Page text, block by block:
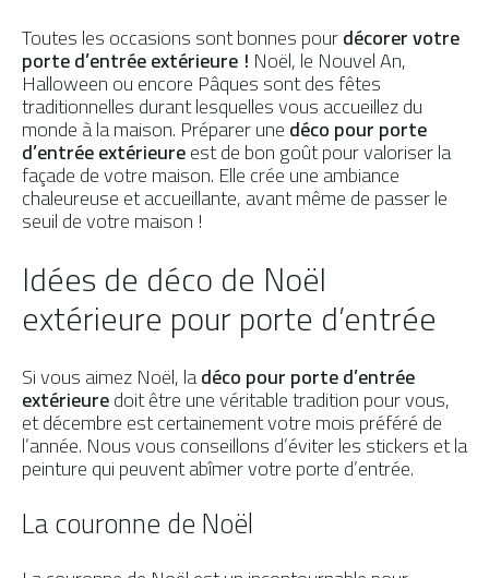
Portes d’entrée traditionnelles
Portes d’entrée vitrées
PAR MATÉRIAU
Portes d’entrée Aluminium
Portes d'entrée Acier
Portes d'entrée PVC
Portes d'entrée Mixte
Portes d’entrée Bois
Fiscalité
L'ENTRETIEN
Préserver ma porte
Toutes les occasions sont bonnes pourdécorer votre
porte d’entrée extérieure ! Noël, le Nouvel An,
Halloween ou encore Pâques sont des fêtes
traditionnelles durant lesquelles vous accueillez du
monde à la maison. Préparer unedéco pour porte
d’entrée extérieureest de bon goût pour valoriser la
façade de votre maison. Elle crée une ambiance
chaleureuse et accueillante, avant même de passer le
seuil de votre maison !
Idées de déco de Noël
extérieure pour porte d’entrée
Si vous aimez Noël, ladéco pour porte d’entrée
extérieuredoit être une véritable tradition pour vous,
et décembre est certainement votre mois préféré de
l’année. Nous vous conseillons d’éviter les stickers et la
peinture qui peuvent abîmer votre porte d’entrée.
La couronne de Noël